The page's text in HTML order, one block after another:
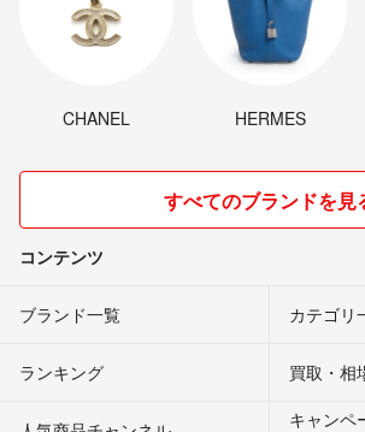
CHANEL HERMES
すべてのブランドを見
コンテンツ
ブランド一覧 カテゴリ
ランキング 買取・相
キャンペ